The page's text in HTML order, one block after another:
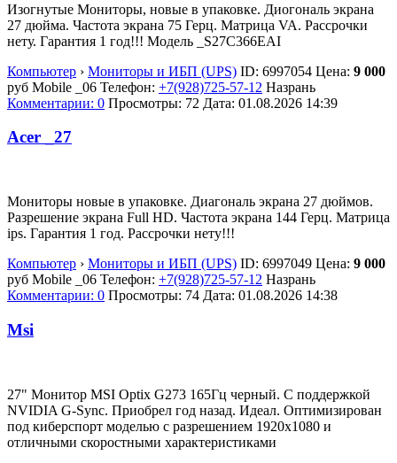
Изогнутые Мониторы, новые в упаковке. Диогональ экрана
27 дюйма. Частота экрана 75 Герц. Матрица VA. Рассрочки
нету. Гарантия 1 год!!! Модель _S27C366EAI
Компьютер › Мониторы и ИБП (UPS) ID: 6997054 Цена: 9 000
руб Mobile _06 Телефон: +7(928)725-57-12 Назрань
Комментарии: 0 Просмотры: 72 Дата: 01.08.2026 14:39
Acer _27
Мониторы новые в упаковке. Диагональ экрана 27 дюймов.
Разрешение экрана Full HD. Частота экрана 144 Герц. Матрица
ips. Гарантия 1 год. Рассрочки нету!!!
Компьютер › Мониторы и ИБП (UPS) ID: 6997049 Цена: 9 000
руб Mobile _06 Телефон: +7(928)725-57-12 Назрань
Комментарии: 0 Просмотры: 74 Дата: 01.08.2026 14:38
Msi
27" Монитор MSI Optix G273 165Гц черный. С поддержкой
NVIDIA G-Sync. Приобрел год назад. Идеал. Оптимизирован
под киберспорт моделью с разрешением 1920x1080 и
отличными скоростными характеристиками